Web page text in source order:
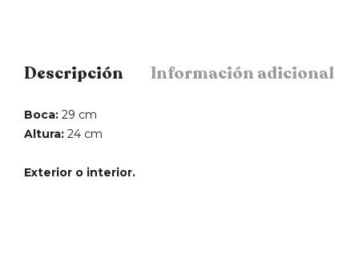
Descripción Información adicional
Boca: 29 cm
Altura: 24 cm
Exterior o interior.